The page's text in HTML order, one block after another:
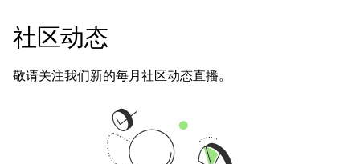
社区动态
敬请关注我们新的每月社区动态直播。